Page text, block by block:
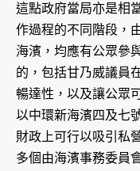
這點政府當局亦是相
作過程的不同階段，
海濱，均應有公眾參
的，包括甘乃威議員
暢達性，以及讓公眾
以中環新海濱四及七
財政上可行以吸引私
多個由海濱事務委員